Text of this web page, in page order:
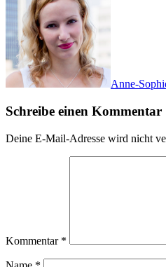
Anne-
Schreibe einen Kommentar
Deine E-Mail-Adresse wird nicht
Kommentar *